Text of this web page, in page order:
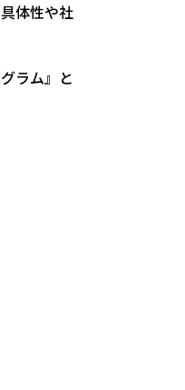
体性や社
ラム』と